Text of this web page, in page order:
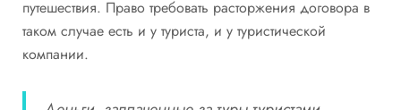
путешествия. Право требовать расторжения договора в
таком случае есть и у туриста, и у туристической
компании.